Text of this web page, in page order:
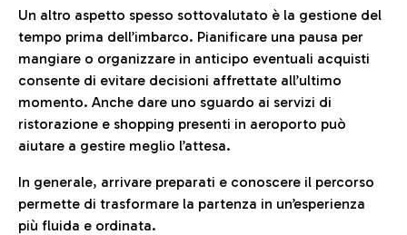
Un altro aspetto spesso sottovalutato è la gestione del
tempo prima dell’imbarco. Pianificare una pausa per
mangiare o organizzare in anticipo eventuali acquisti
consente di evitare decisioni affrettate all’ultimo
momento. Anche dare uno sguardo ai servizi di
ristorazione e shopping presenti in aeroporto può
aiutare a gestire meglio l’attesa.
In generale, arrivare preparati e conoscere il percorso
permette di trasformare la partenza in un’esperienza
più fluida e ordinata.